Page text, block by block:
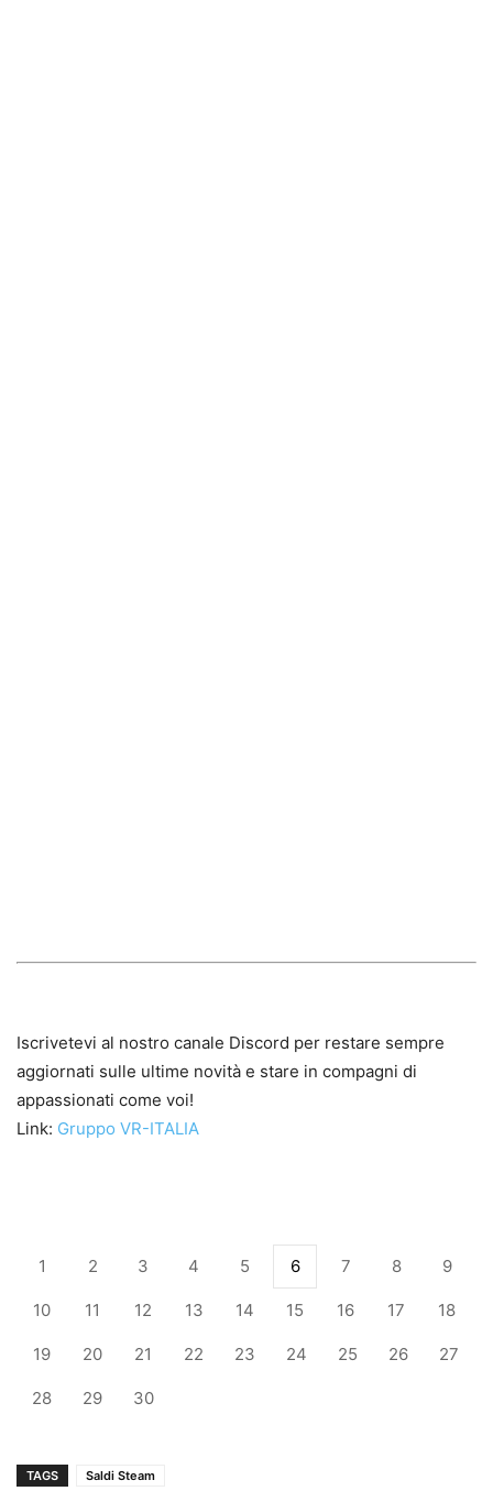
Iscrivetevi al nostro canale Discord per restare sempre
aggiornati sulle ultime novità e stare in compagni di
appassionati come voi!
Link: Gruppo VR-ITALIA
1 2 3 4 5 6 7 8 9
10 11 12 13 14 15 16 17 18
19 20 21 22 23 24 25 26 27
28 29 30
TAGS Saldi Steam